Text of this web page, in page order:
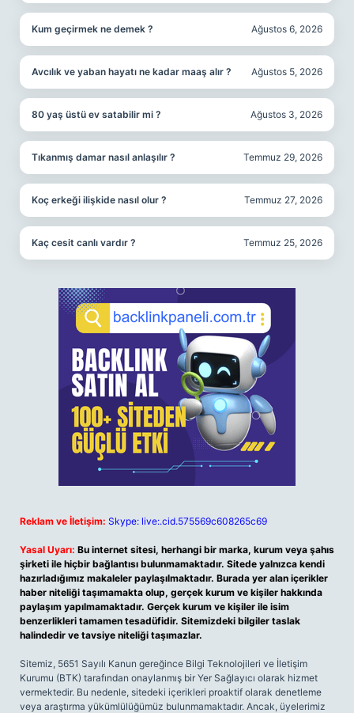
Kum geçirmek ne demek ? Ağustos 6, 2026
Avcılık ve yaban hayatı ne kadar maaş alır ? Ağustos 5, 2026
80 yaş üstü ev satabilir mi ? Ağustos 3, 2026
Tıkanmış damar nasıl anlaşılır ? Temmuz 29, 2026
Koç erkeği ilişkide nasıl olur ? Temmuz 27, 2026
Kaç cesit canlı vardır ? Temmuz 25, 2026
Reklam ve İletişim: Skype: live:.cid.575569c608265c69
Yasal Uyarı: Bu internet sitesi, herhangi bir marka, kurum veya şahıs
şirketi ile hiçbir bağlantısı bulunmamaktadır. Sitede yalnızca kendi
hazırladığımız makaleler paylaşılmaktadır. Burada yer alan içerikler
haber niteliği taşımamakta olup, gerçek kurum ve kişiler hakkında
paylaşım yapılmamaktadır. Gerçek kurum ve kişiler ile isim
benzerlikleri tamamen tesadüfidir. Sitemizdeki bilgiler taslak
halindedir ve tavsiye niteliği taşımazlar.
Sitemiz, 5651 Sayılı Kanun gereğince Bilgi Teknolojileri ve İletişim
Kurumu (BTK) tarafından onaylanmış bir Yer Sağlayıcı olarak hizmet
vermektedir. Bu nedenle, sitedeki içerikleri proaktif olarak denetleme
veya araştırma yükümlülüğümüz bulunmamaktadır. Ancak, üyelerimiz